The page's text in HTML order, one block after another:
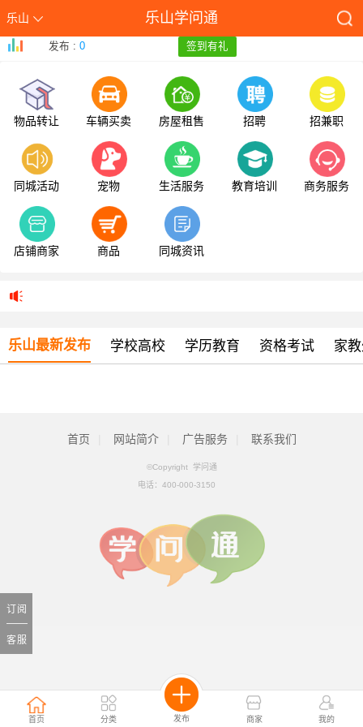
乐山 乐山学问通
首页 分类 发布 商家 我的
发布 :0 签到有礼
物品转让 车辆买卖 房屋租售 招聘 招兼职
同城活动 宠物 生活服务 教育培训 商务服务
店铺商家 商品 同城资讯
乐山最新发布 学校高校 学历教育 资格考试 家
订阅
客服
首页 网站简介 广告服务 联系我们
©Copyright 学问通
电话： 400-000-3150